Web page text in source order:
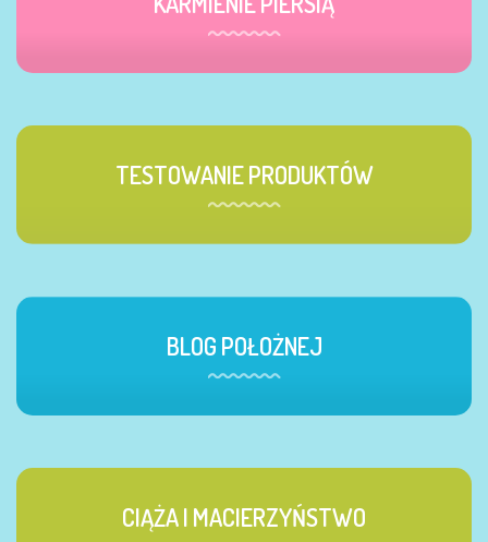
TESTOWANIE PRODUKTÓW
BLOG POŁOŻNEJ
CIĄŻA I MACIERZYŃSTWO